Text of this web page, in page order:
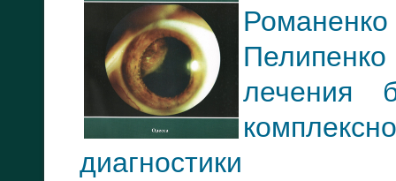
лечения
диагностики